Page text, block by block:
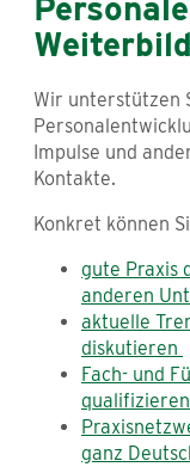
Wir unterstützen
Impulse und
Kontakte.
Konkret können
gute Praxis
anderen
aktuelle
diskutieren
Fach- und
qualifizieren
ganz